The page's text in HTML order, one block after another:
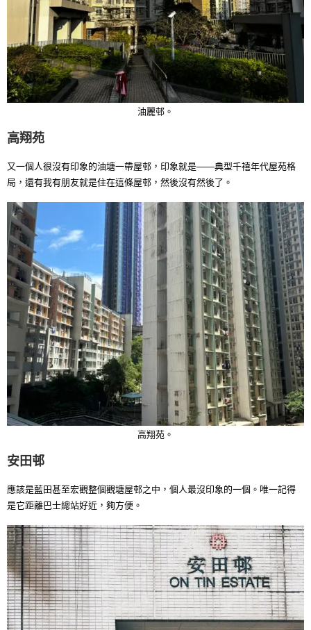
油麗邨。
高翔苑
又一個人很沒有印象的油塘一帶屋邨，印象就是——典型千禧年代屋苑格
局，還有我有朋友就是住在這條屋邨，然後沒有然後了。
高翔苑。
安田邨
應該是藍田甚至宏觀整個觀塘屋邨之中，個人最沒印象的一個。唯一記得
是它距離巴士總站好近，夠方便。